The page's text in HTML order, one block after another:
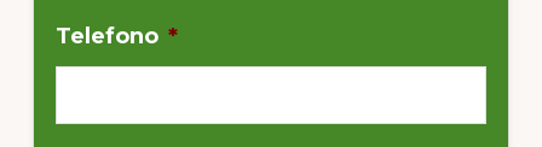
Telefono *